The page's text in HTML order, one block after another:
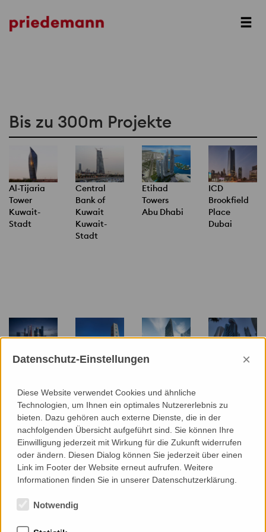
Bis zu 300m Projekte
Al-Tijaria
Tower
Kuwait-
Stadt
Central
Bank of
Kuwait
Kuwait-
Stadt
Etihad
Towers
Abu Dhabi
ICD
Brookfield
Place
Dubai
iCity
Kuwait
(KIA)
Kuwait-
Stadt
Telus Sky
World Trade
Datenschutz-Einstellungen ×
Diese Website verwendet Cookies und ähnliche
Technologien, um Ihnen ein optimales Nutzererlebnis zu
bieten. Dazu gehören auch externe Dienste, die in der
nachfolgenden Übersicht aufgeführt sind. Sie können Ihre
Einwilligung jederzeit mit Wirkung für die Zukunft widerrufen
oder ändern. Diesen Dialog können Sie jederzeit über einen
Link im Footer der Website erneut aufrufen. Weitere
Informationen finden Sie in unserer Datenschutzerklärung.
Notwendig